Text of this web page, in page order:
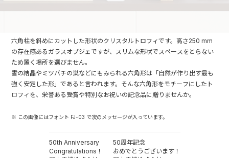
六角柱を斜めにカットした形状のクリスタルトロフィです。高さ250 mm
の存在感あるガラスオブジェですが、スリムな形状でスペースをとらない
ため置く場所を選びません。
雪の結晶やミツバチの巣などにもみられる六角形は「自然が作り出す最も
強く安定した形」であると言われます。そんな六角形をモチーフにしたト
ロフィを、栄誉ある受賞や特別なお祝いの記念品に贈りませんか。
※ この画像にはフォント FJ-03 で次のメッセージが入っています。
50th Anniversary
Congratulations！
50周年記念
おめでとうございます！